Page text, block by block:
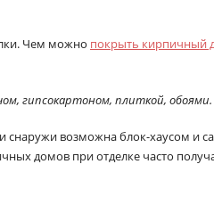
Чем можно покрыть кирпичный
гипсокартоном, плиткой, обоями.
снаружи возможна блок-хаусом и
домов при отделке часто